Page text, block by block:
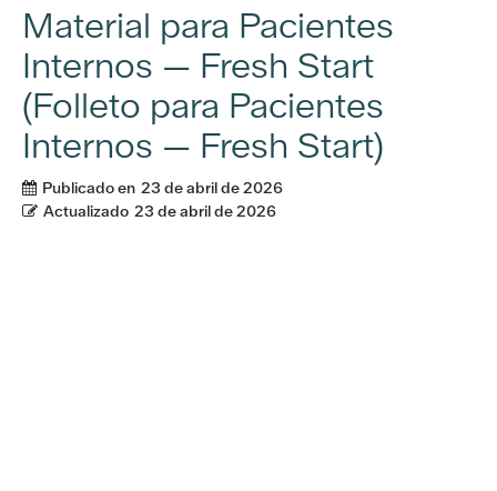
Material para Pacientes
Internos — Fresh Start
(Folleto para Pacientes
Internos — Fresh Start)
Publicado en 23 de abril de 2026
Actualizado 23 de abril de 2026